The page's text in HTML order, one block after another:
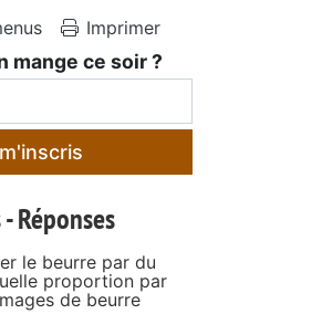
Imprimer
mange ce soir ?
Réponses
le beurre par du
proportion par
de beurre